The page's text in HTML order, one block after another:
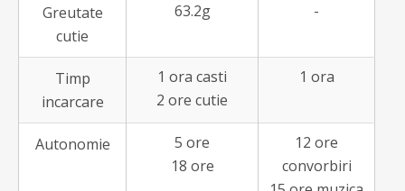
Greutate
cutie
63.2g -
Timp
incarcare
1 ora casti
2 ore cutie
1 ora
Autonomie
5 ore
18 ore
12 ore
convorbiri